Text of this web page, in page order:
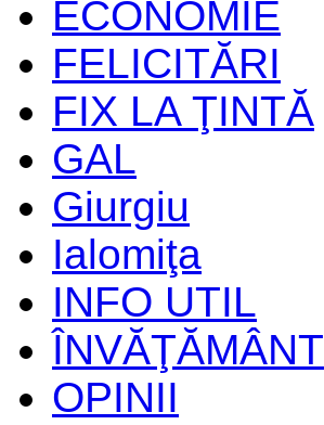
ECONOMIE
FELICITĂRI
FIX LA ŢINTĂ
GAL
Giurgiu
Ialomiţa
INFO UTIL
ÎNVĂŢĂMÂNT
OPINII